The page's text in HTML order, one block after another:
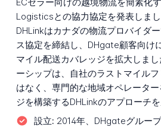
Logisticsとの協力協定を発表しまし
DHLinkはカナダの物流プロバイダ
ス協定を締結し、DHgate顧客向け
マイル配送カバレッジを拡大しま
ーシップは、自社のラストマイル
はなく、専門的な地域オペレータ
ジを構築するDHLinkのアプローチを
設立: 2014年、DHgateグルー